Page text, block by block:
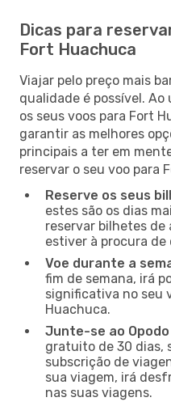
Dicas para
Fort Huachuca
Viajar pelo preço mais
qualidade é possível. Ao
os seus voos para Fort
garantir as melhores
principais a ter em
reservar o seu voo para
Reserve os seus
estes são os dias
reservar bilhetes de
estiver à procura
Voe durante a
fim de semana, irá
significativa no seu
Huachuca.
Junte-se ao Opodo
gratuito de 30 dias,
subscrição de
sua viagem, irá
nas suas viagens.